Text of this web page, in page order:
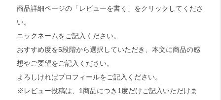
商品詳細ページの「レビューを書く」をクリックしてくださ
い。
ニックネームをご記入ください。
おすすめ度を5段階から選択していただき、本文に商品の感
想やご要望をご記入ください。
よろしければプロフィールをご記入ください。
※レビュー投稿は、1商品につき1度だけご記入いただけま